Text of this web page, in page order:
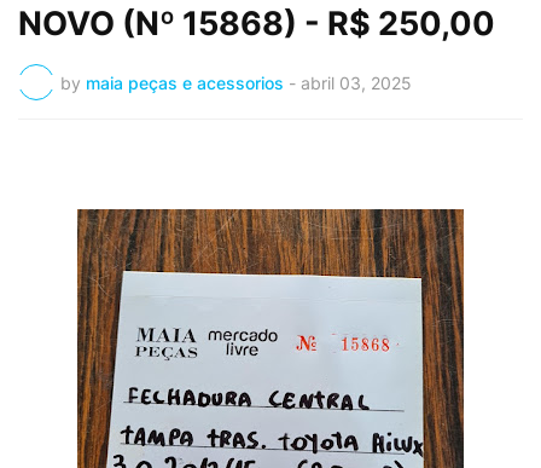
NOVO (Nº 15868) - R$ 250,00
by maia peças e acessorios - abril 03, 2025